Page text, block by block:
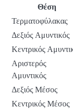
Θέση
Τερματοφύλακας
Δεξιός Αμυντικός
Κεντρικός
Αριστερός
Αμυντικός
Δεξιός Μέσος
Κεντρικός Μέσος